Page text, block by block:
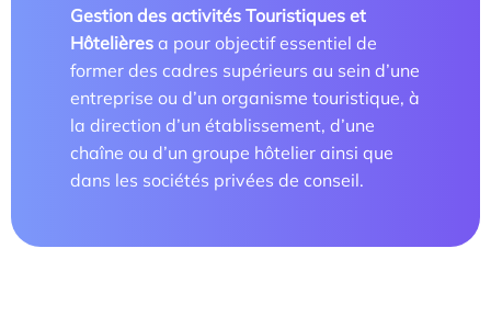
Comment candidater ?
Gestion des activités Touristiques et
Hôtelières a pour objectif essentiel de
former des cadres supérieurs au sein d’une
entreprise ou d’un organisme touristique, à
la direction d’un établissement, d’une
chaîne ou d’un groupe hôtelier ainsi que
dans les sociétés privées de conseil.